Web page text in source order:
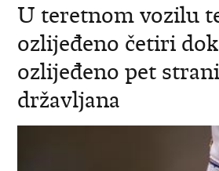
U teretnom vozilu
ozlijeđeno četiri
ozlijeđeno pet
državljana